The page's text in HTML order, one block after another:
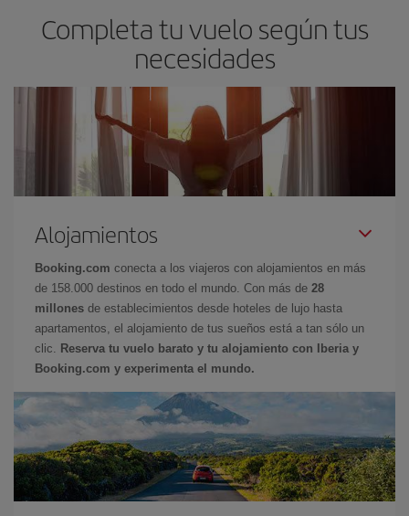
Completa tu vuelo según tus
necesidades
Alojamientos
Booking.com conecta a los viajeros con alojamientos en más
de 158.000 destinos en todo el mundo. Con más de 28
millones de establecimientos desde hoteles de lujo hasta
apartamentos, el alojamiento de tus sueños está a tan sólo un
clic.
Reserva tu vuelo barato y tu alojamiento con Iberia y
Booking.com y experimenta el mundo.